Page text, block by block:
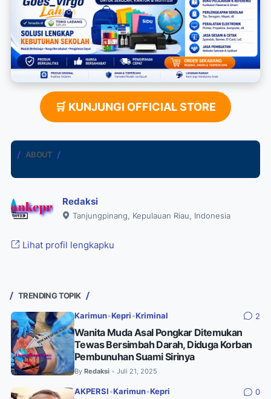
🛒 KUNJUNGI OFFICIAL STORE
ABOUT
Redaksi
Tanjungpinang, Kepulauan Riau, Indonesia
Lihat profil lengkapku
TRENDING TOPIK
Karimun•Kepri •Kriminal 2
Wanita Muda Asal Pongkar Ditemukan
Tewas Bersimbah Darah, Diduga Korban
Pembunuhan Suami Sirinya
By Redaksi • Juli 21, 2025
AKPERSI •Karimun•Kepri 0